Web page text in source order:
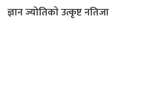
ज्ञान ज्योतिकाे उत्कृष्ट नतिजा